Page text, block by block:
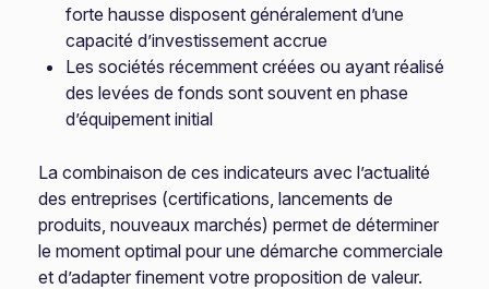
forte hausse disposent généralement d’une
capacité d’investissement accrue
Les sociétés récemment créées ou ayant réalisé
des levées de fonds sont souvent en phase
d’équipement initial
La combinaison de ces indicateurs avec l’actualité
des entreprises (certifications, lancements de
produits, nouveaux marchés) permet de déterminer
le moment optimal pour une démarche commerciale
et d’adapter finement votre proposition de valeur.